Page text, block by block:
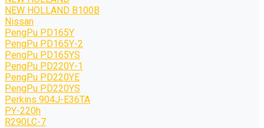
NEW HOLLAND B100B
Nissan
PengPu PD165Y
PengPu PD165Y-2
PengPu PD165YS
PengPu PD220Y-1
PengPu PD220YE
PengPu PD220YS
Perkins 904J-E36TA
PY-220h
R290LC-7